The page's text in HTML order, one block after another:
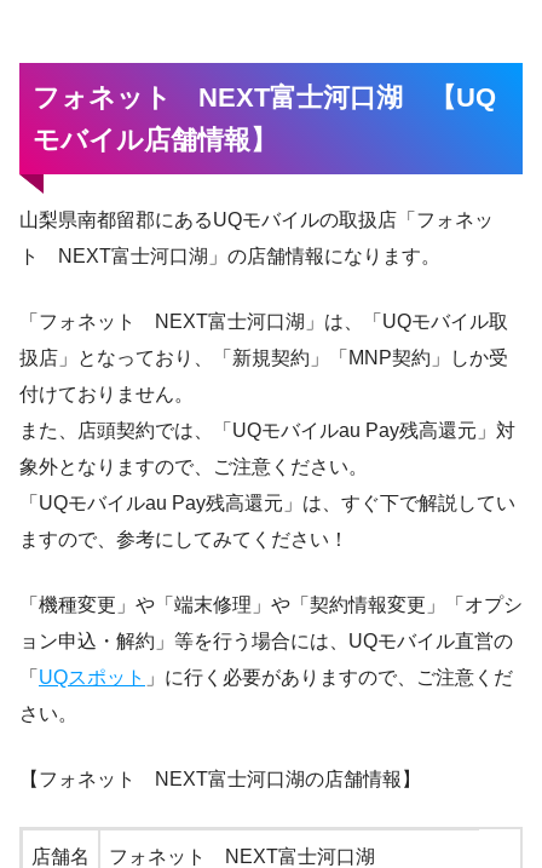
フォネット NEXT富士河口湖 【UQ
モバイル店舗情報】
山梨県南都留郡にあるUQモバイルの取扱店「フォネッ
ト NEXT富士河口湖」の店舗情報になります。
「フォネット NEXT富士河口湖」は、「UQモバイル取
扱店」となっており、「新規契約」「MNP契約」しか受
付けておりません。
また、店頭契約では、「UQモバイルau Pay残高還元」対
象外となりますので、ご注意ください。
「UQモバイルau Pay残高還元」は、すぐ下で解説してい
ますので、参考にしてみてください！
「機種変更」や「端末修理」や「契約情報変更」「オプシ
ョン申込・解約」等を行う場合には、UQモバイル直営の
「 UQスポット 」に行く必要がありますので、ご注意くだ
さい。
【フォネット NEXT富士河口湖の店舗情報】
店舗名 フォネット NEXT富士河口湖